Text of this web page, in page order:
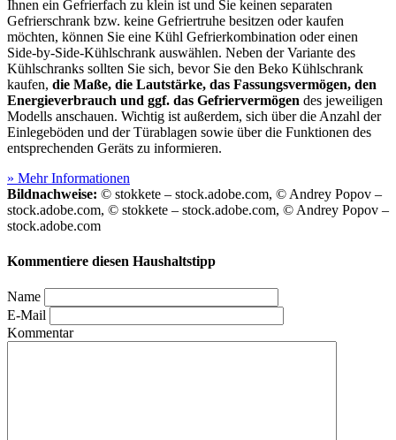
Ihnen ein Gefrierfach zu klein ist und Sie keinen separaten
Gefrierschrank bzw. keine Gefriertruhe besitzen oder kaufen
möchten, können Sie eine Kühl Gefrierkombination oder einen
Side-by-Side-Kühlschrank auswählen. Neben der Variante des
Kühlschranks sollten Sie sich, bevor Sie den Beko Kühlschrank
kaufen, die Maße, die Lautstärke, das Fassungsvermögen, den
Energieverbrauch und ggf. das Gefriervermögen des jeweiligen
Modells anschauen. Wichtig ist außerdem, sich über die Anzahl der
Einlegeböden und der Türablagen sowie über die Funktionen des
entsprechenden Geräts zu informieren.
» Mehr Informationen
Bildnachweise: © stokkete – stock.adobe.com, © Andrey Popov –
stock.adobe.com, © stokkete – stock.adobe.com, © Andrey Popov –
stock.adobe.com
Kommentiere diesen Haushaltstipp
Name
E-Mail
Kommentar